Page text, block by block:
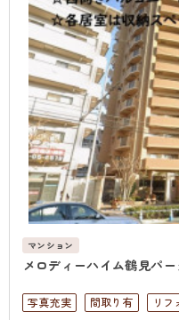
マンション
メロディーハイム鶴見パ
写真充実 間取り有
リフ